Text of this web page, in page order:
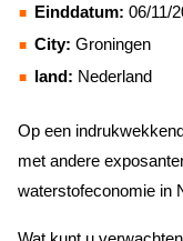
Einddatum: 06/11/
City: Groningen
land: Nederland
Op een
met andere
waterstofeconomie in